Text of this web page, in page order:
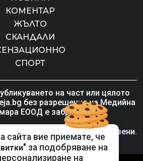
сайта вие приемате, че
" за подобряване на
на
КОМЕНТАР
ЖЪЛТО
СКАНДАЛИ
СПОРТ
на част или цялото
без разрешение на Медийна
ЕООД е забранено.
| Mreja.bg. Всички права запазени.